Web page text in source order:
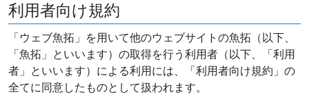
利用者向け規約
「ウェブ魚拓」を用いて他のウェブサイトの魚拓（以下、
「魚拓」といいます）の取得を行う利用者（以下、「利用
者」といいます）による利用には、「利用者向け規約」の
全てに同意したものとして扱われます。